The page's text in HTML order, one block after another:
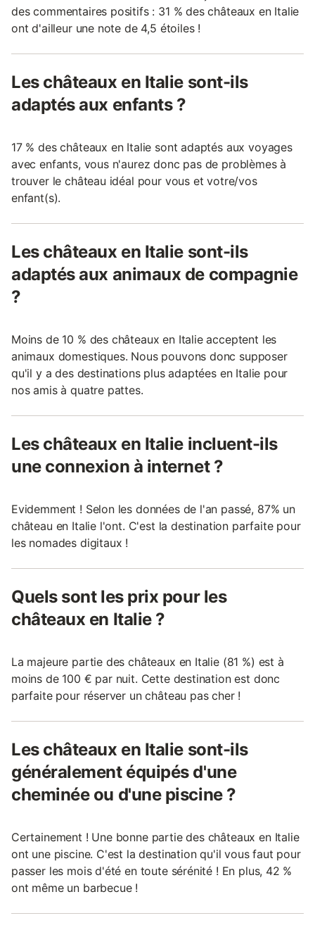
des commentaires positifs : 31 % des châteaux en Italie
ont d'ailleur une note de 4,5 étoiles !
Les châteaux en Italie sont-ils
adaptés aux enfants ?
17 % des châteaux en Italie sont adaptés aux voyages
avec enfants, vous n'aurez donc pas de problèmes à
trouver le château idéal pour vous et votre/vos
enfant(s).
Les châteaux en Italie sont-ils
adaptés aux animaux de compagnie
?
Moins de 10 % des châteaux en Italie acceptent les
animaux domestiques. Nous pouvons donc supposer
qu'il y a des destinations plus adaptées en Italie pour
nos amis à quatre pattes.
Les châteaux en Italie incluent-ils
une connexion à internet ?
Evidemment ! Selon les données de l'an passé, 87% un
château en Italie l'ont. C'est la destination parfaite pour
les nomades digitaux !
Quels sont les prix pour les
châteaux en Italie ?
La majeure partie des châteaux en Italie (81 %) est à
moins de 100 € par nuit. Cette destination est donc
parfaite pour réserver un château pas cher !
Les châteaux en Italie sont-ils
généralement équipés d'une
cheminée ou d'une piscine ?
Certainement ! Une bonne partie des châteaux en Italie
ont une piscine. C'est la destination qu'il vous faut pour
passer les mois d'été en toute sérénité ! En plus, 42 %
ont même un barbecue !